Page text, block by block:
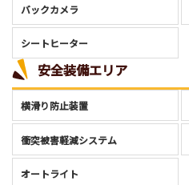
バックカメラ
シートヒーター
安全装備エリア
横滑り防止装置
衝突被害軽減システム
オートライト